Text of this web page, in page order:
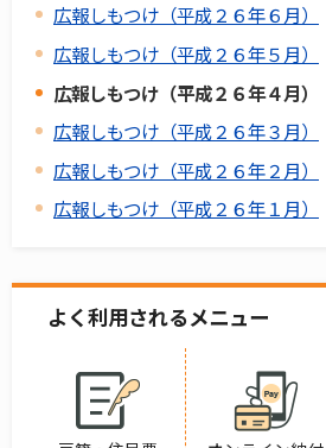
広報しもつけ（平成２６年６月）
広報しもつけ（平成２６年５月）
広報しもつけ（平成２６年４月）
広報しもつけ（平成２６年３月）
広報しもつけ（平成２６年２月）
広報しもつけ（平成２６年１月）
よく利用されるメニュー